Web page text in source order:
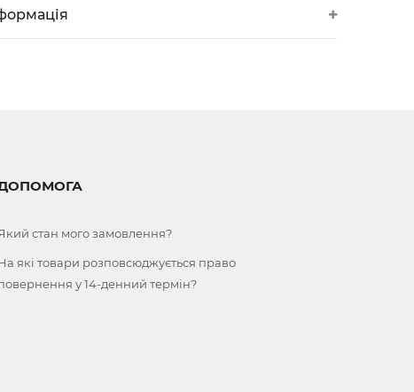
стан мого замовлення?
які товари розповсюджується право
у 14-денний термін?